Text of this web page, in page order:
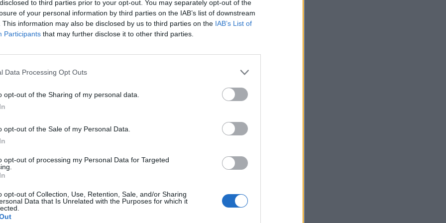
to third parties prior to your opt-out. You may separately opt-out of the
of your personal information by third parties on the IAB’s list of downstream
This information may also be disclosed by us to third parties on the IAB’s List of
Participants that may further disclose it to other third parties.
Data Processing Opt Outs
opt-out of the Sharing of my personal data.
opt-out of the Sale of my Personal Data.
opt-out of processing my Personal Data for Targeted
opt-out of Collection, Use, Retention, Sale, and/or Sharing
Data that Is Unrelated with the Purposes for which it
εργασίες.
και μπορεί να γίνει
οι εγκαταστάσεις και τα δίκτυα θα
υπό τάση.
στους αγωγούς ή σε άλλα
στο έδαφος.
και μάθετε πρώτοιόλες τις ειδήσεις
ΣΠΑΡΤΗΣ